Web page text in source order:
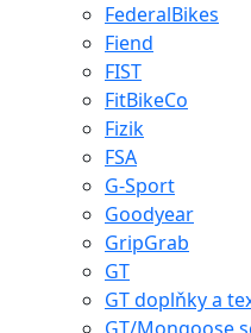
FederalBikes
Fiend
FIST
FitBikeCo
Fizik
FSA
G-Sport
Goodyear
GripGrab
GT
GT doplňky a